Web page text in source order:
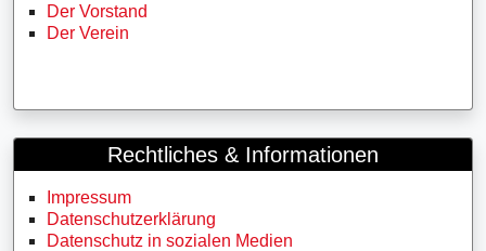
Der Vorstand
Der Verein
Rechtliches & Informationen
Impressum
Datenschutzerklärung
Datenschutz in sozialen Medien